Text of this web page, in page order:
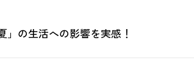
」の生活への影響を実感！